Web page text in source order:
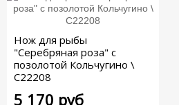
Нож для рыбы
"Серебряная роза" с
позолотой Кольчугино \
С22208
5 170 руб